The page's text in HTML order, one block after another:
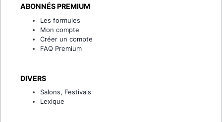
ABONNÉS PREMIUM
Les formules
Mon compte
Créer un compte
FAQ Premium
DIVERS
Salons, Festivals
Lexique